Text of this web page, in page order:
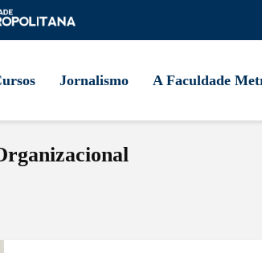
Jornalismo A Faculdade